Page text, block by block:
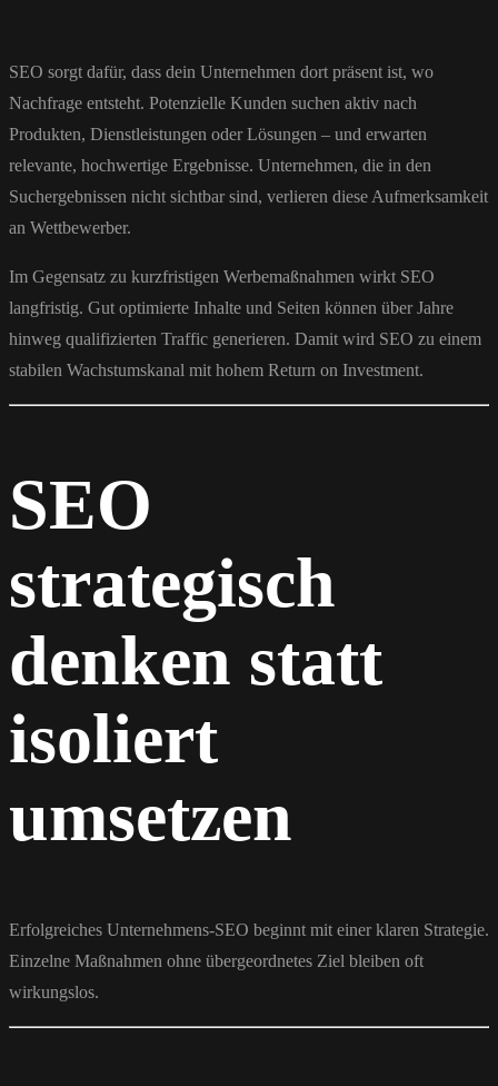
SEO sorgt dafür, dass dein Unternehmen dort präsent ist, wo
Nachfrage entsteht. Potenzielle Kunden suchen aktiv nach
Produkten, Dienstleistungen oder Lösungen – und erwarten
relevante, hochwertige Ergebnisse. Unternehmen, die in den
Suchergebnissen nicht sichtbar sind, verlieren diese Aufmerksamkeit
an Wettbewerber.
Im Gegensatz zu kurzfristigen Werbemaßnahmen wirkt SEO
langfristig. Gut optimierte Inhalte und Seiten können über Jahre
hinweg qualifizierten Traffic generieren. Damit wird SEO zu einem
stabilen Wachstumskanal mit hohem Return on Investment.
SEO
strategisch
denken statt
isoliert
umsetzen
Erfolgreiches Unternehmens-SEO beginnt mit einer klaren Strategie.
Einzelne Maßnahmen ohne übergeordnetes Ziel bleiben oft
wirkungslos.